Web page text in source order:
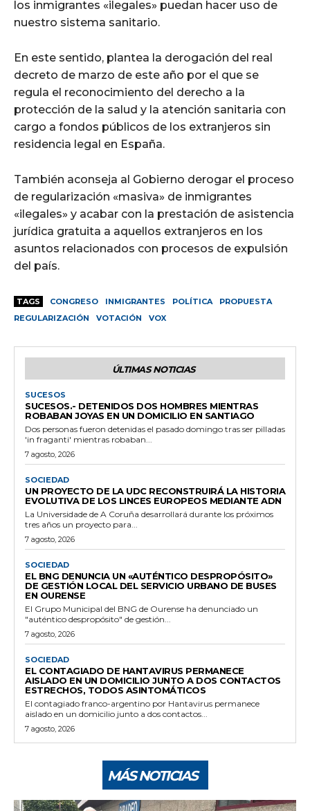
los inmigrantes «ilegales» puedan hacer uso de
nuestro sistema sanitario.
En este sentido, plantea la derogación del real
decreto de marzo de este año por el que se
regula el reconocimiento del derecho a la
protección de la salud y la atención sanitaria con
cargo a fondos públicos de los extranjeros sin
residencia legal en España.
También aconseja al Gobierno derogar el proceso
de regularización «masiva» de inmigrantes
«ilegales» y acabar con la prestación de asistencia
jurídica gratuita a aquellos extranjeros en los
asuntos relacionados con procesos de expulsión
del país.
TAGS CONGRESO INMIGRANTES POLÍTICA
PROPUESTA
REGULARIZACIÓN
VOTACIÓN VOX
ÚLTIMAS NOTICIAS
SUCESOS
SUCESOS.- DETENIDOS DOS HOMBRES MIENTRAS
ROBABAN JOYAS EN UN DOMICILIO EN SANTIAGO
Dos personas fueron detenidas el pasado domingo tras ser pilladas
'in fraganti' mientras robaban...
7 agosto, 2026
SOCIEDAD
UN PROYECTO DE LA UDC RECONSTRUIRÁ LA HISTORIA
EVOLUTIVA DE LOS LINCES EUROPEOS MEDIANTE ADN
La Universidade de A Coruña desarrollará durante los próximos
tres años un proyecto para...
7 agosto, 2026
SOCIEDAD
EL BNG DENUNCIA UN «AUTÉNTICO DESPROPÓSITO»
DE GESTIÓN LOCAL DEL SERVICIO URBANO DE BUSES
EN OURENSE
El Grupo Municipal del BNG de Ourense ha denunciado un
"auténtico despropósito" de gestión...
7 agosto, 2026
SOCIEDAD
EL CONTAGIADO DE HANTAVIRUS PERMANECE
AISLADO EN UN DOMICILIO JUNTO A DOS CONTACTOS
ESTRECHOS, TODOS ASINTOMÁTICOS
El contagiado franco-argentino por Hantavirus permanece
aislado en un domicilio junto a dos contactos...
7 agosto, 2026
MÁS NOTICIAS